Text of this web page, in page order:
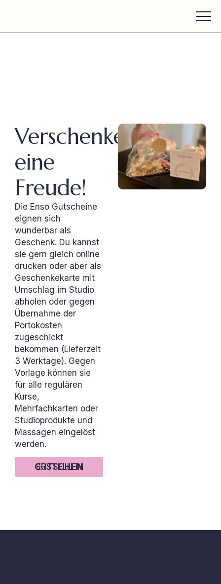
Verschenke
eine
Freude!
Die Enso Gutscheine
eignen sich
wunderbar als
Geschenk. Du kannst
sie gern gleich online
drucken oder aber als
Geschenkekarte mit
Umschlag im Studio
abholen oder gegen
Übernahme der
Portokosten
zugeschickt
bekommen (Lieferzeit
3 Werktage). Gegen
Vorlage können sie
für alle regulären
Kurse,
Mehrfachkarten oder
Studioprodukte und
Massagen eingelöst
werden.
GUTSCHEIN ERSTELLEN